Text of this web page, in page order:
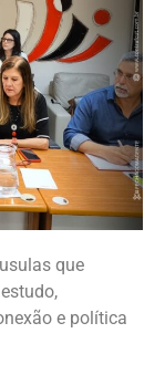
que
e política